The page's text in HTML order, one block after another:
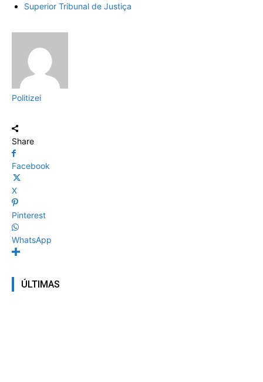
Superior Tribunal de Justiça
Politizei
Share
Facebook
X
Pinterest
WhatsApp
ÚLTIMAS